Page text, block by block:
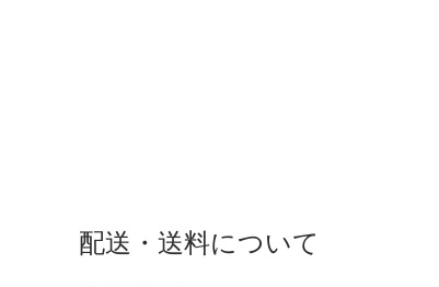
配送・送料について